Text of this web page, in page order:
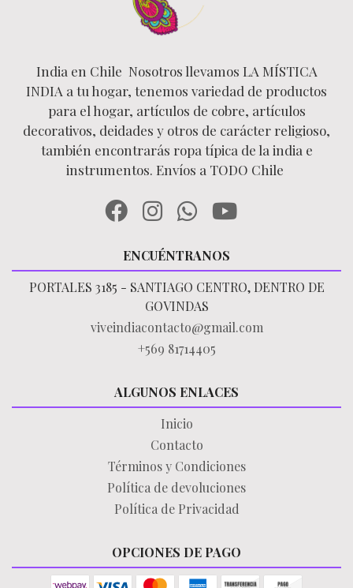
India en Chile Nosotros llevamos LA MÍSTICA
INDIA a tu hogar, tenemos variedad de productos
para el hogar, artículos de cobre, artículos
decorativos, deidades y otros de carácter religioso,
también encontrarás ropa típica de la india e
instrumentos. Envíos a TODO Chile
ENCUÉNTRANOS
PORTALES 3185 - SANTIAGO CENTRO, DENTRO DE
GOVINDAS
viveindiacontacto@gmail.com
+569 81714405
ALGUNOS ENLACES
Inicio
Contacto
Términos y Condiciones
Política de devoluciones
Política de Privacidad
OPCIONES DE PAGO